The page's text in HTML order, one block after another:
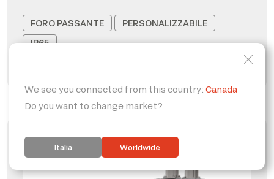
FORO PASSANTE
PERSONALIZZABILE
IP65